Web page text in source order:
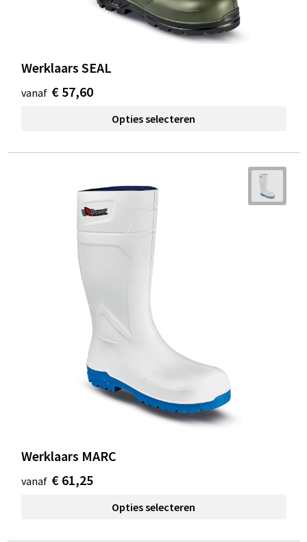
Werklaars SEAL
vanaf € 57,60
Opties selecteren
Werklaars MARC
vanaf € 61,25
Opties selecteren